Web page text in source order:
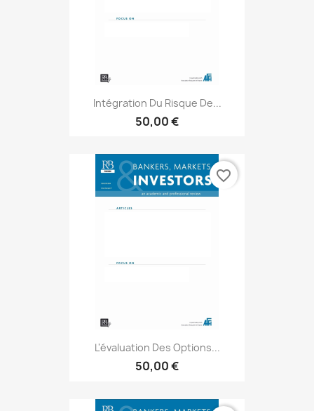
Intégration Du Risque De...
50,00 €
L'évaluation Des Options...
50,00 €
favorite_border